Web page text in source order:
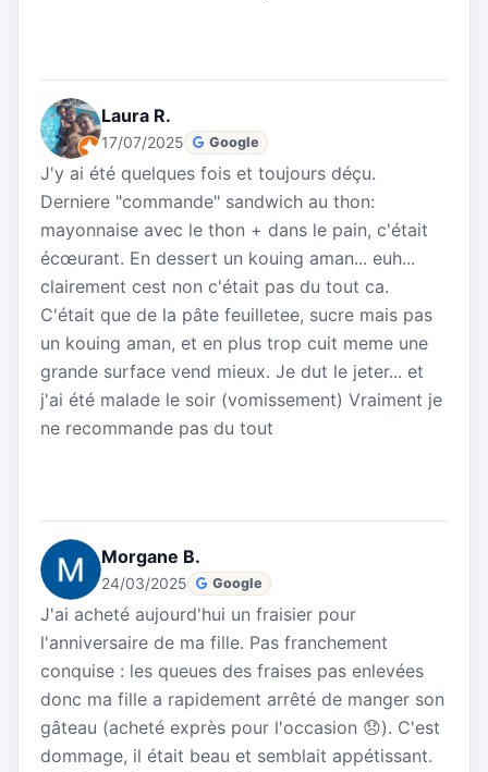
Laura R.
17/07/2025 Google
J'y ai été quelques fois et toujours déçu.
Derniere "commande" sandwich au thon:
mayonnaise avec le thon + dans le pain, c'était
écœurant. En dessert un kouing aman... euh...
clairement cest non c'était pas du tout ca.
C'était que de la pâte feuilletee, sucre mais pas
un kouing aman, et en plus trop cuit meme une
grande surface vend mieux. Je dut le jeter... et
j'ai été malade le soir (vomissement) Vraiment je
ne recommande pas du tout
Morgane B.
24/03/2025 Google
J'ai acheté aujourd'hui un fraisier pour
l'anniversaire de ma fille. Pas franchement
conquise : les queues des fraises pas enlevées
donc ma fille a rapidement arrêté de manger son
gâteau (acheté exprès pour l'occasion 😞). C'est
dommage, il était beau et semblait appétissant.